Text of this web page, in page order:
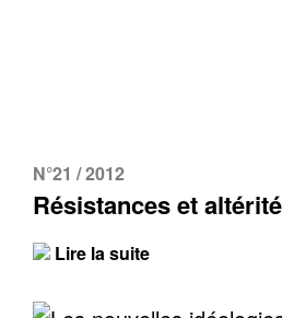
N°21 / 2012
Résistances et
Lire la suite